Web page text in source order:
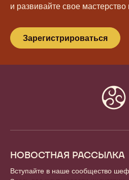
и развивайте свое
Зарегистрироваться
НОВОСТНАЯ РАССЫЛКА
Вступайте в наше сообщество